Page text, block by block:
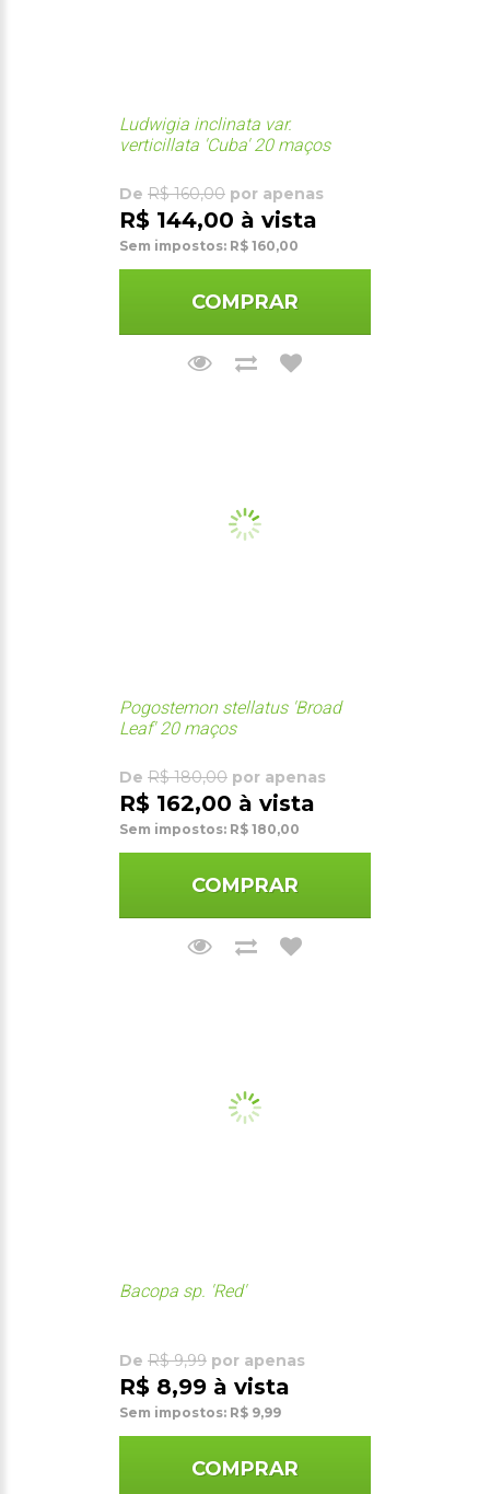
Ludwigia inclinata var.
verticillata 'Cuba' 20 maços
De R$ 160,00 por apenas
R$ 144,00 à vista
Sem impostos: R$ 160,00
COMPRAR
Pogostemon stellatus 'Broad
Leaf' 20 maços
De R$ 180,00 por apenas
R$ 162,00 à vista
Sem impostos: R$ 180,00
COMPRAR
Bacopa sp. 'Red'
De R$ 9,99 por apenas
R$ 8,99 à vista
Sem impostos: R$ 9,99
COMPRAR